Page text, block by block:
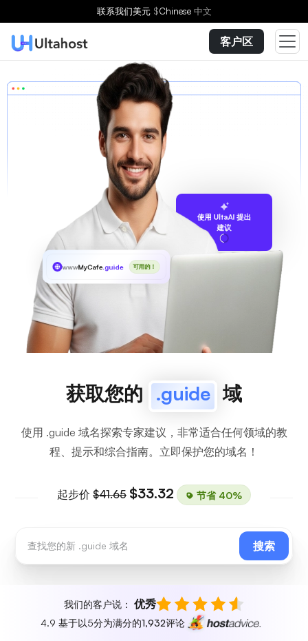
联系我们美元 $Chinese 中文
客户区
使用 UltaAI 提出
建议
wwwMyCafe.guide 可用的！
获取您的 .guide 域
使用 .guide 域名探索专家建议，非常适合任何领域的教
程、提示和综合指南。立即保护您的域名！
起步价 $41.65 $33.32 节省 40%
搜索
我们的客户说： 优秀
4.9 基于以5分为满分的1,932评论